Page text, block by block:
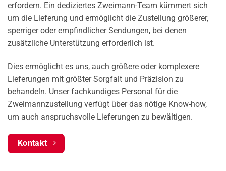
erfordern. Ein dediziertes Zweimann-Team kümmert sich
um die Lieferung und ermöglicht die Zustellung größerer,
sperriger oder empfindlicher Sendungen, bei denen
zusätzliche Unterstützung erforderlich ist.
Dies ermöglicht es uns, auch größere oder komplexere
Lieferungen mit größter Sorgfalt und Präzision zu
behandeln. Unser fachkundiges Personal für die
Zweimannzustellung verfügt über das nötige Know-how,
um auch anspruchsvolle Lieferungen zu bewältigen.
Kontakt